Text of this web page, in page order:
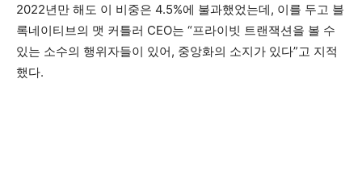
2022년만 해도 이 비중은 4.5%에 불과했었는데, 이를 두고 블
록네이티브의 맷 커틀러 CEO는 “프라이빗 트랜잭션을 볼 수
있는 소수의 행위자들이 있어, 중앙화의 소지가 있다”고 지적
했다.